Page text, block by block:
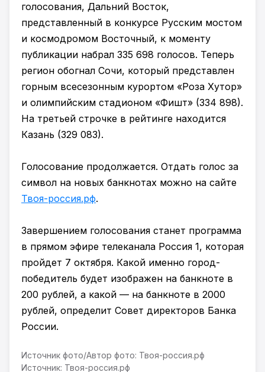
голосования, Дальний Восток,
представленный в конкурсе Русским мостом
и космодромом Восточный, к моменту
публикации набрал 335 698 голосов. Теперь
регион обогнал Сочи, который представлен
горным всесезонным курортом «Роза Хутор»
и олимпийским стадионом «Фишт» (334 898).
На третьей строчке в рейтинге находится
Казань (329 083).
Голосование продолжается. Отдать голос за
символ на новых банкнотах можно на сайте
Твоя-россия.рф.
Завершением голосования станет программа
в прямом эфире телеканала Россия 1, которая
пройдет 7 октября. Какой именно город-
победитель будет изображен на банкноте в
200 рублей, а какой — на банкноте в 2000
рублей, определит Совет директоров Банка
России.
Источник фото/Автор фото: Твоя-россия.рф
Источник: Твоя-россия.рф